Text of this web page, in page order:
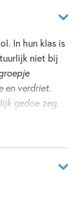
In hun klas is
niet bij
en verdriet.
gedoe zeg,
met
bomen. Het
goed